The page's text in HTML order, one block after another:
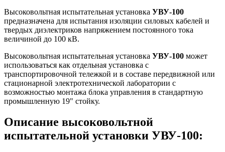
Высоковольтная испытательная установка УВУ-100
предназначена для испытания изоляции силовых кабелей и
твердых диэлектриков напряжением постоянного тока
величиной до 100 кВ.
Высоковольтная испытательная установка УВУ-100 может
использоваться как отдельная установка с
транспортировочной тележкой и в составе передвижной или
стационарной электротехнической лаборатории с
возможностью монтажа блока управления в стандартную
промышленную 19" стойку.
Описание высоковольтной
испытательной установки УВУ-100: